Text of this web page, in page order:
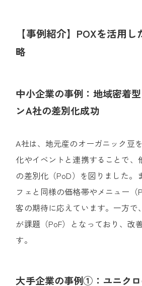
【事例紹介】POXを活用
略
中小企業の事例：地域密着
ンA社の差別化成功
A社は、地元産のオーガニック豆
化やイベントと連携することで、
の差別化（PoD）を図りました。
フェと同様の価格帯やメニュー（
客の期待に応えています。 一方で
が課題（PoF）となっており、改
す。
大手企業の事例①：ユニク